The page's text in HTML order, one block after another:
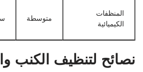
المنظفات
الكيميائية
متوسطة
نصائح لتنظيف الكنب